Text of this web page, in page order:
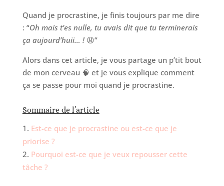
Quand je procrastine, je finis toujours par me dire
: “Oh mais t’es nulle, tu avais dit que tu terminerais
ça aujourd’huii… !😩“
Alors dans cet article, je vous partage un p’tit bout
de mon cerveau 🧠 et je vous explique comment
ça se passe pour moi quand je procrastine.
Sommaire de l’article
Est-ce que je procrastine ou est-ce que je
priorise ?
Pourquoi est-ce que je veux repousser cette
tâche ?